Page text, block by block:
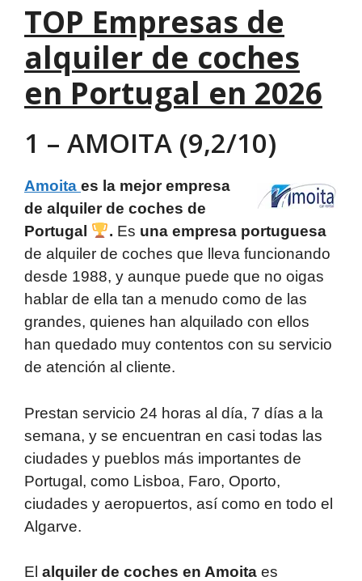
TOP Empresas de
alquiler de coches
en Portugal en 2026
1 – AMOITA (9,2/10)
Amoita es la mejor empresa
de alquiler de coches de
Portugal
. Es una empresa portuguesa
de alquiler de coches que lleva funcionando
desde 1988, y aunque puede que no oigas
hablar de ella tan a menudo como de las
grandes, quienes han alquilado con ellos
han quedado muy contentos con su servicio
de atención al cliente.
Prestan servicio 24 horas al día, 7 días a la
semana, y se encuentran en casi todas las
ciudades y pueblos más importantes de
Portugal, como Lisboa, Faro, Oporto,
ciudades y aeropuertos, así como en todo el
Algarve.
El alquiler de coches en Amoita es